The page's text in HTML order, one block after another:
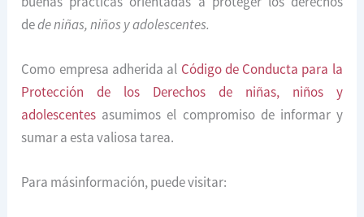
dede niñas, niños y adolescentes.
Como empresa adherida al Código de Conducta para la
Protección de los Derechos de niñas, niños y
adolescentes asumimos el compromiso de informar y
sumar a esta valiosa tarea.
Para másinformación, puede visitar: